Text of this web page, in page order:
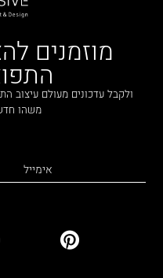
מוזמנים
ולקבל עדכונים מעולם עיצוב
משהו